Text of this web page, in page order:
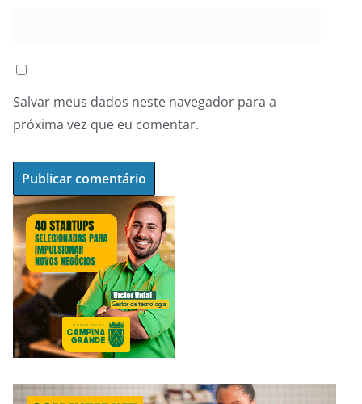
Salvar meus dados neste navegador para a
próxima vez que eu comentar.